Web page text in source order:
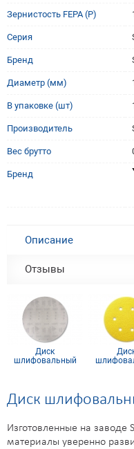
Зернистость FEPA (P)
Серия
Бренд
Диаметр (мм)
В упаковке (шт)
Производитель
Вес брутто
Бренд
Описание
Отзывы
Диск
шлифовальный
Диск
Изготовленные на заводе
материалы уверенно